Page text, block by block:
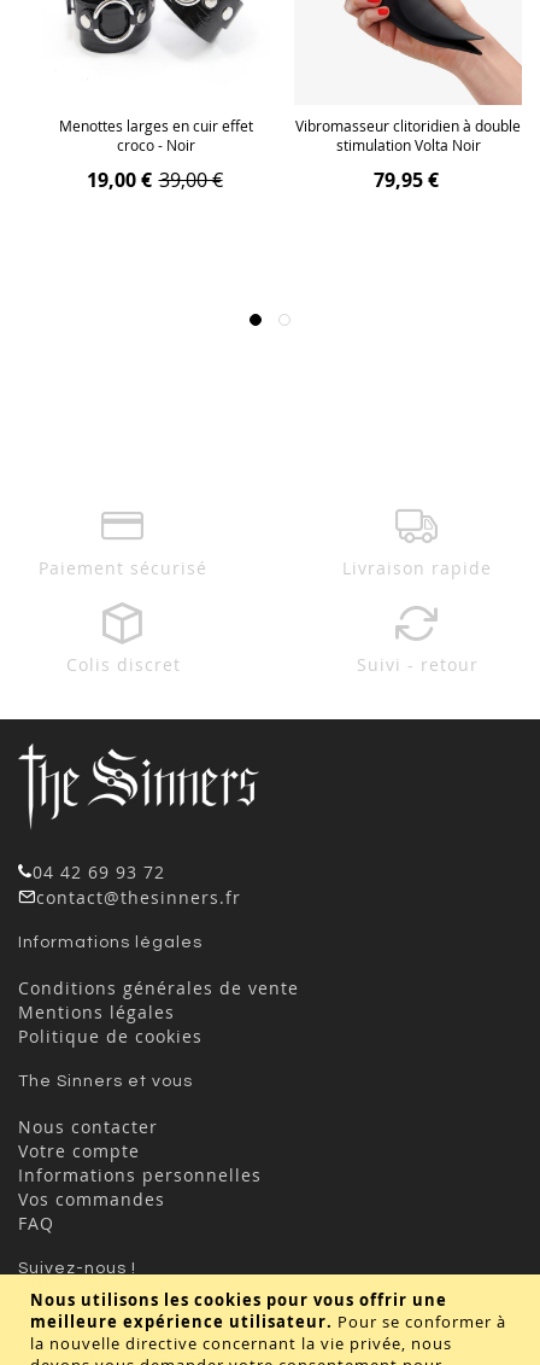
Nous utilisons les cookies pour vous offrir une
meilleure expérience utilisateur. Pour se conformer à
la nouvelle directive concernant la vie privée, nous
Menottes larges en cuir effet
croco - Noir
19,00 € 39,00 €
Vibromasseur clitoridien à double
stimulation Volta Noir
79,95 €
Paiement sécurisé Livraison rapide
Colis discret Suivi - retour
04 42 69 93 72
contact@thesinners.fr
Informations légales
Conditions générales de vente
Mentions légales
Politique de cookies
The Sinners et vous
Nous contacter
Votre compte
Informations personnelles
Vos commandes
FAQ
Suivez-nous !